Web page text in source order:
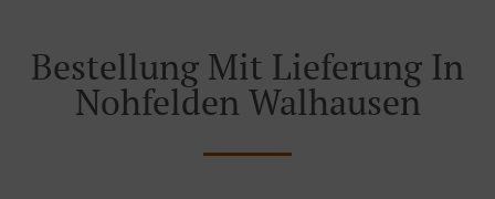
Bestellung Mit Lieferung In
Nohfelden Walhausen